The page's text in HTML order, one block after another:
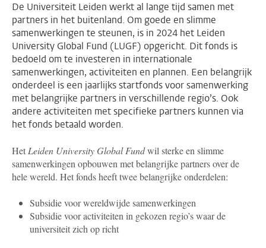
De Universiteit Leiden werkt al lange tijd samen met
partners in het buitenland. Om goede en slimme
samenwerkingen te steunen, is in 2024 het Leiden
University Global Fund (LUGF) opgericht. Dit fonds is
bedoeld om te investeren in internationale
samenwerkingen, activiteiten en plannen. Een belangrijk
onderdeel is een jaarlijks startfonds voor samenwerking
met belangrijke partners in verschillende regio’s. Ook
andere activiteiten met specifieke partners kunnen via
het fonds betaald worden.
Het Leiden University Global Fundwil sterke en slimme
samenwerkingen opbouwen met belangrijke partners over de
hele wereld. Het fonds heeft twee belangrijke onderdelen:
Subsidie voor wereldwijde samenwerkingen
Subsidie voor activiteiten in gekozen regio’s waar de
universiteit zich op richt